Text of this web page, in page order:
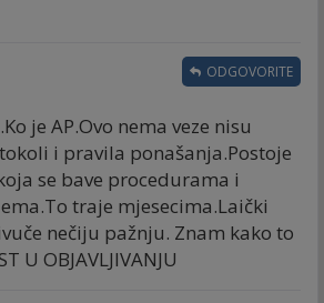
je AP.Ovo nema veze nisu
i pravila ponašanja.Postoje
se bave procedurama i
traje mjesecima.Laički
nečiju pažnju. Znam kako to
U OBJAVLJIVANJU
ODGOVORITE